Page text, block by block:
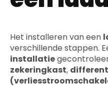
Het installeren van een
verschillende stappen.
installatie
zekeringkast,